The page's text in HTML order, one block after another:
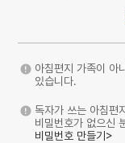
아침편지 가족이 아
있습니다.
독자가 쓰는 아침편
비밀번호가 없으신
비밀번호 만들기>